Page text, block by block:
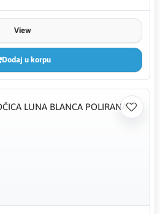
View
Dodaj u korpu